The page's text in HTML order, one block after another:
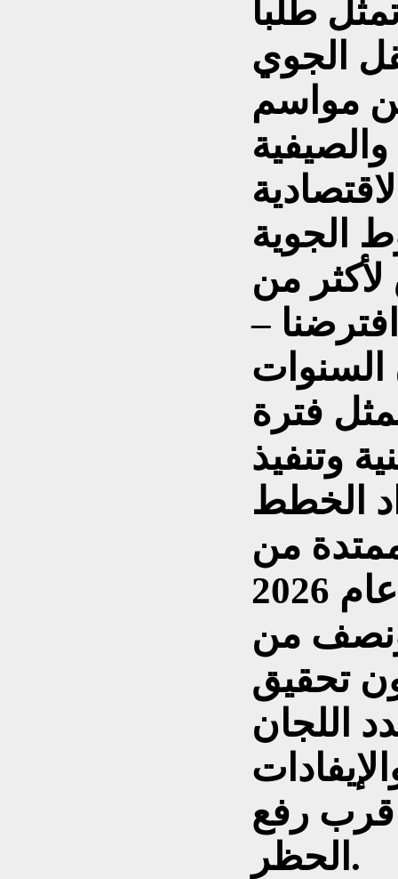
طلباً
الجوي
مواسم
والصيفية
الجوية
من
–
فترة
وتنفيذ
الخطط
من
عام 2019 وحتى منتصف عام 2026
من
تحقيق
اللجان
قرب رفع
الحظر.